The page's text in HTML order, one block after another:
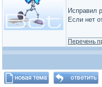
Исправил
Если нет
Перечень